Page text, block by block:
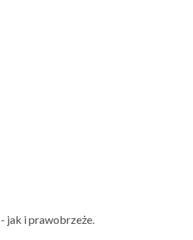
jak i prawobrzeże.